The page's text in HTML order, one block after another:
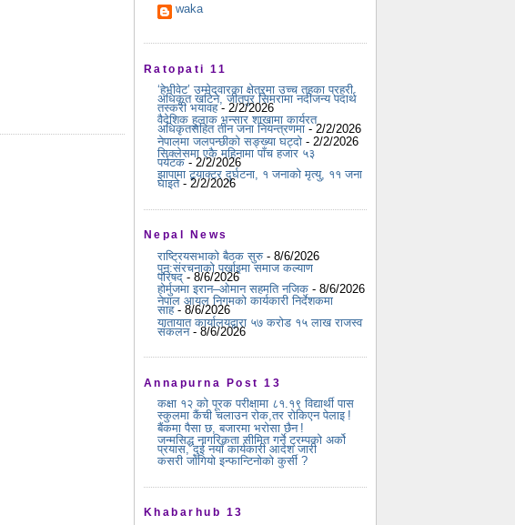
waka
Ratopati 11
‘हेभीवेट’ उम्मेदवारका क्षेत्रमा उच्च तहका प्रहरी
अधिकृत खटिने, जीतपुर सिमरामा नदीजन्य पदार्थ
तस्करी भयावह- 2/2/2026
वैदेशिक हुलाक भन्सार शाखामा कार्यरत
अधिकृतसहित तीन जना नियन्त्रणमा - 2/2/2026
नेपालमा जलपन्छीको सङ्ख्या घट्दो - 2/2/2026
सिक्लेसमा एकै महिनामा पाँच हजार ५३
पर्यटक - 2/2/2026
झापामा ट्र्याक्टर दुर्घटना, १ जनाको मृत्यु, ११ जना
घाइते- 2/2/2026
Nepal News
राष्ट्रियसभाको बैठक सुरु- 8/6/2026
पुन:संरचनाको पर्खाइमा समाज कल्याण
परिषद् - 8/6/2026
होर्मुजमा इरान–ओमान सहमति नजिक - 8/6/2026
नेपाल आयल निगमको कार्यकारी निर्देशकमा
साह- 8/6/2026
यातायात कार्यालयद्वारा ५७ करोड १५ लाख राजस्व
संकलन- 8/6/2026
Annapurna Post 13
कक्षा १२ को पूरक परीक्षामा ८१.१९ विद्यार्थी पास
स्कुलमा कैंची चलाउन रोक,तर रोकिएन पेलाइ !
बैंकमा पैसा छ, बजारमा भरोसा छैन !
जन्मसिद्ध नागरिकता सीमित गर्ने ट्रम्पको अर्को
प्रयास, दुई नयाँ कार्यकारी आदेश जारी
कसरी जोगियो इन्फान्टिनोको कुर्सी ?
Khabarhub 13